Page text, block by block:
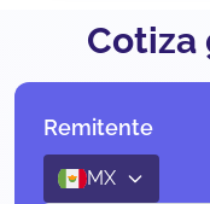
Cotiza
Remitente
MX